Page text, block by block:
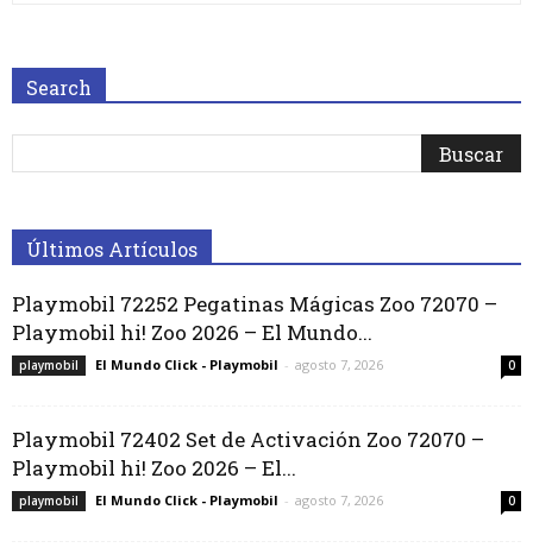
Search
Últimos Artículos
Playmobil 72252 Pegatinas Mágicas Zoo 72070 –
Playmobil hi! Zoo 2026 – El Mundo...
playmobil El Mundo Click - Playmobil - agosto 7, 2026 0
Playmobil 72402 Set de Activación Zoo 72070 –
Playmobil hi! Zoo 2026 – El...
playmobil El Mundo Click - Playmobil - agosto 7, 2026 0